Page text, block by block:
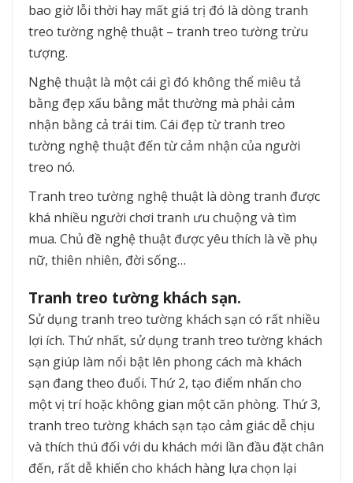
bao giờ lỗi thời hay mất giá trị đó là dòng tranh
treo tường nghệ thuật – tranh treo tường trừu
tượng.
Nghệ thuật là một cái gì đó không thể miêu tả
bằng đẹp xấu bằng mắt thường mà phải cảm
nhận bằng cả trái tim. Cái đẹp từ tranh treo
tường nghệ thuật đến từ cảm nhận của người
treo nó.
Tranh treo tường nghệ thuật là dòng tranh được
khá nhiều người chơi tranh ưu chuộng và tìm
mua. Chủ đề nghệ thuật được yêu thích là về phụ
nữ, thiên nhiên, đời sống…
Tranh treo tường khách sạn.
Sử dụng tranh treo tường khách sạn có rất nhiều
lợi ích. Thứ nhất, sử dụng tranh treo tường khách
sạn giúp làm nổi bật lên phong cách mà khách
sạn đang theo đuổi. Thứ 2, tạo điểm nhấn cho
một vị trí hoặc không gian một căn phòng. Thứ 3,
tranh treo tường khách sạn tạo cảm giác dễ chịu
và thích thú đối với du khách mới lần đầu đặt chân
đến, rất dễ khiến cho khách hàng lựa chọn lại